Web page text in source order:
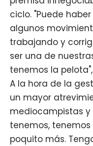
ciclo. "Puede
algunos
trabajando y
ser una de
tenemos la
A la hora de la
un mayor
mediocampistas y
tenemos,
poquito más.